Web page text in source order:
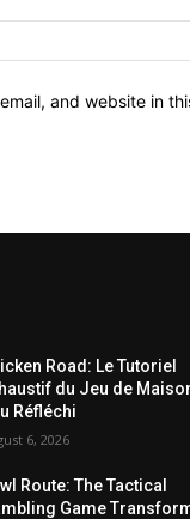
and website in
Road: Le Tutoriel
du Jeu de
Réfléchi
6, 2026
Route: The Tactical
Game